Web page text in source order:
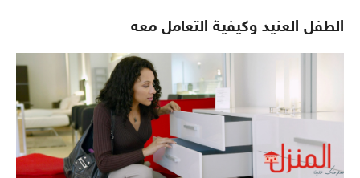
الطفل العنيد وكيفية التعامل معه